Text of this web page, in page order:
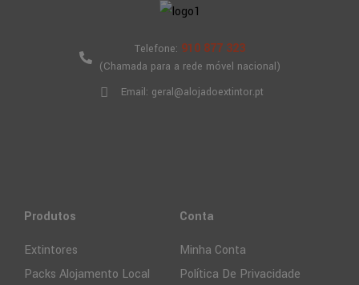
Telefone: 910 877 323
(Chamada para a rede móvel nacional)
Email: geral@alojadoextintor.pt
Produtos
Extintores
Packs Alojamento Local
Conta
Minha Conta
Política De Privacidade